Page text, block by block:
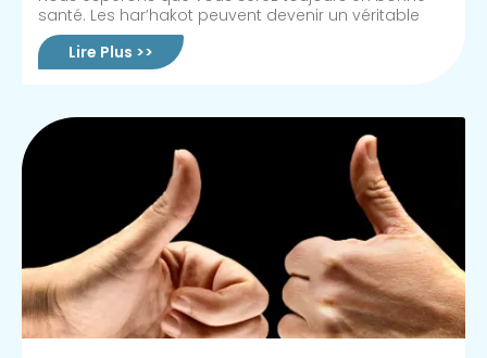
santé. Les har’hakot peuvent devenir un véritable
Lire Plus >>